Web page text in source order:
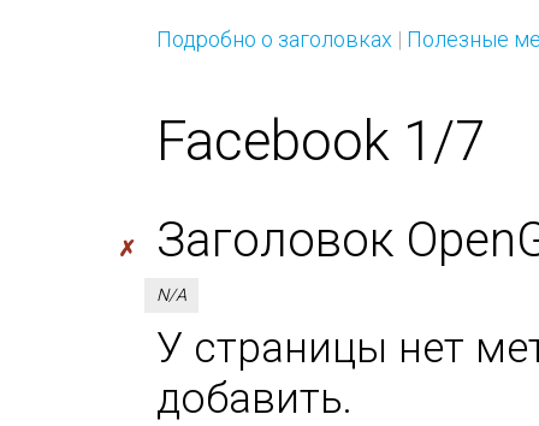
Подробно о заголовках | Полезные
Facebook 1/7
✗ Заголовок
N/A
У страницы нет
добавить.